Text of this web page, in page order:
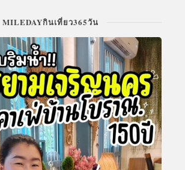
MILEDAYกินเที่ยว365วัน